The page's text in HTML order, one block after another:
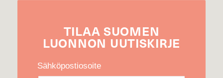
TILAA SUOMEN
LUONNON UUTIS­KIRJE
Sähköpostiosoite